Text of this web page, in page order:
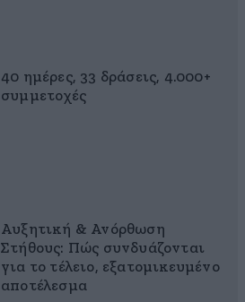
40 ημέρες, 33 δράσεις, 4.000+
συμμετοχές
Αυξητική & Ανόρθωση
Στήθους: Πώς συνδυάζονται
για το τέλειο, εξατομικευμένο
αποτέλεσμα